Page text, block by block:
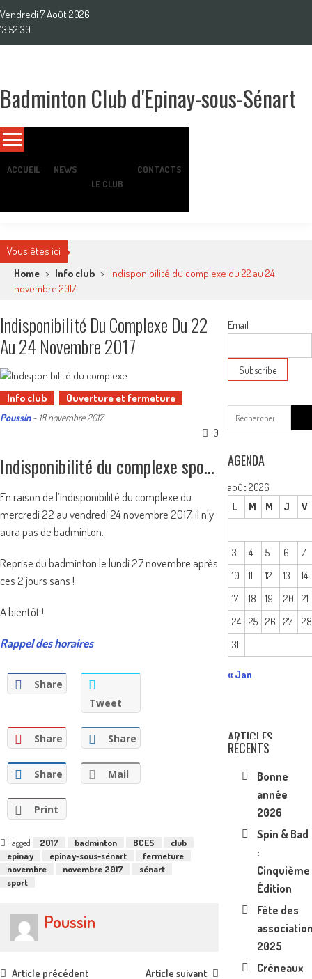
to
content
Vendredi 7 Août 2026
13:52:32
Badminton Club d'Epinay-sous-Sénart
ACCUEIL
NEWS
LE CLUB
CONTACTS
Vous êtes ici
Home > Info club > Indisponibilité du complexe du 22 au 24
novembre 2017
Indisponibilité Du Complexe Du 22
Au 24 Novembre 2017
Info club Ouverture et fermeture
Poussin - 18 novembre 2017
0
Indisponibilité du complexe sportif du 22 au 24 novembre 2017
En raison de l’indisponibilité du complexe du
mercredi 22 au vendredi 24 novembre 2017, il n’y
aura pas de badminton.
Reprise du badminton le lundi 27 novembre après
ces 2 jours sans !
A bientôt !
Rappel des horaires
Share
Tweet
Share Share
Share Mail
Print
Tagged 2017 badminton BCES
club
epinay
epinay-sous-sénart
fermeture
novembre
novembre 2017
sénart
sport
Poussin
Article précédent Article suivant
Email
for:
AGENDA
août 2026
L
M M J V
3 4 5 6
7
10
11 12 13
14
17
18 19 20
21
24 25 26 27
28
31
« Jan
ARTICLES
RÉCENTS
Bonne
année
2026
Spin & Bad
:
Cinquième
Édition
Fête des
2025
Créneaux